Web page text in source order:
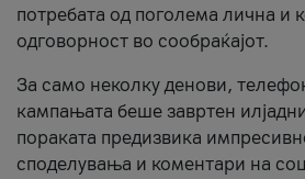
потребата од поголема лична и
одговорност во сообраќајот.
За само неколку денови,
кампањата беше завртен
пораката предизвика
споделувања и коментари на